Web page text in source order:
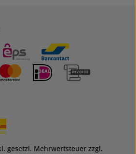
gesetzl. Mehrwertsteuer zzgl.